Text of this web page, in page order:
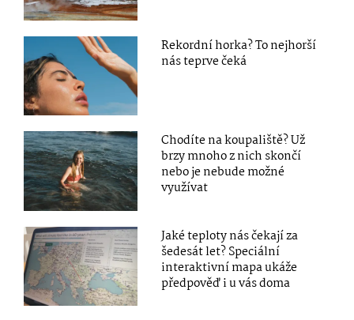
Rekordní horka? To nejhorší
nás teprve čeká
Chodíte na koupaliště? Už
brzy mnoho z nich skončí
nebo je nebude možné
využívat
Jaké teploty nás čekají za
šedesát let? Speciální
interaktivní mapa ukáže
předpověď i u vás doma